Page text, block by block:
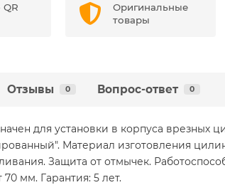
Оригинальные
товары
Отзывы 0 Вопрос-ответ 0
для установки в корпуса врезных
Материал изготовления
Защита от отмычек.
мм. Гарантия: 5 лет.